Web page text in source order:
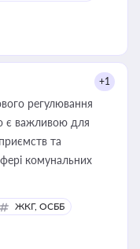
+1
регулювання
є важливою для
та
комунальних
ЖКГ, ОСББ